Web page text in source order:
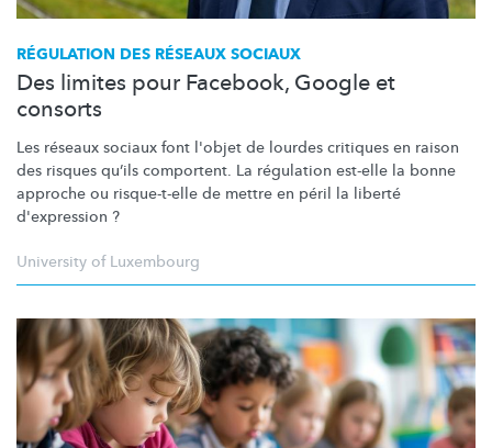
RÉGULATION DES RÉSEAUX SOCIAUX
Des limites pour Facebook, Google et
consorts
Les réseaux sociaux font l'objet de lourdes critiques en raison
des risques qu’ils comportent. La régulation est-elle la bonne
approche ou risque-t-elle de mettre en péril la liberté
d'expression ?
University of Luxembourg